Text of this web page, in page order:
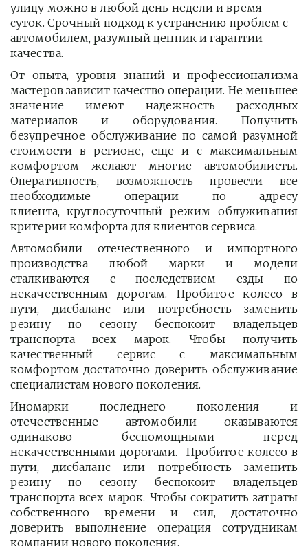
улицу можно в любой день недели и время
суток. Срочный подход к устранению проблем с
автомобилем, разумный ценник и гарантии
качества.
От опыта, уровня знаний и профессионализма
мастеров зависит качество операции. Не меньшее
значение имеют надежность расходных
материалов и оборудования. Получить
безупречное обслуживание по самой разумной
стоимости в регионе, еще и с максимальным
комфортом желают многие автомобилисты.
Оперативность, возможность провести все
необходимые операции по адресу
клиента, круглосуточный режим облуживания
критерии комфорта для клиентов сервиса.
Автомобили отечественного и импортного
производства любой марки и модели
сталкиваются с последствием езды по
некачественным дорогам. Пробитое колесо в
пути, дисбаланс или потребность заменить
резину по сезону беспокоит владельцев
транспорта всех марок. Чтобы получить
качественный сервис с максимальным
комфортом достаточно доверить обслуживание
специалистам нового поколения.
Иномарки последнего поколения и
отечественные автомобили оказываются
одинаково беспомощными перед
некачественными дорогами. Пробитое колесо в
пути, дисбаланс или потребность заменить
резину по сезону беспокоит владельцев
транспорта всех марок. Чтобы сократить затраты
собственного времени и сил, достаточно
доверить выполнение операция сотрудникам
компании нового поколения.